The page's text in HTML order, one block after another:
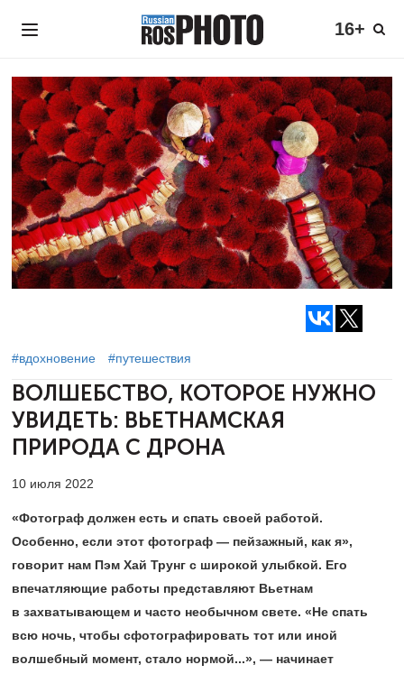
16+
#вдохновение #путешествия
ВОЛШЕБСТВО, КОТОРОЕ НУЖНО
УВИДЕТЬ: ВЬЕТНАМСКАЯ
ПРИРОДА С ДРОНА
10 июля 2022
«Фотограф должен есть и спать своей работой.
Особенно, если этот фотограф — пейзажный, как я»,
говорит нам Пэм Хай Трунг с широкой улыбкой. Его
впечатляющие работы представляют Вьетнам
в захватывающем и часто необычном свете. «Не спать
всю ночь, чтобы сфотографировать тот или иной
волшебный момент, стало нормой...», — начинает